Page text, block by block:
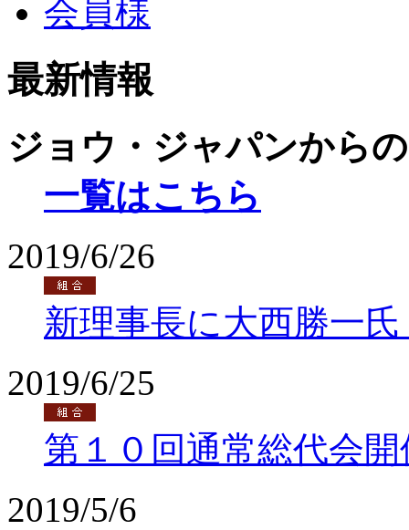
最新情報
ジョウ・ジャパンから
一覧はこちら
2019/6/26
新理事長に大西勝一
2019/6/25
第１０回通常総代会開
2019/5/6